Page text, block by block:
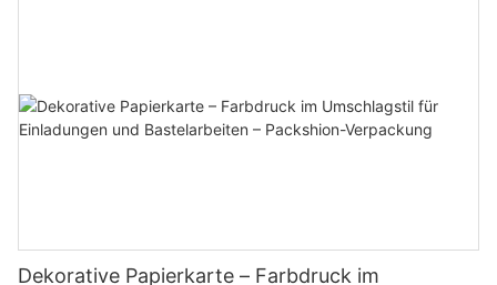
Dekorative Papierkarte – Farbdruck im